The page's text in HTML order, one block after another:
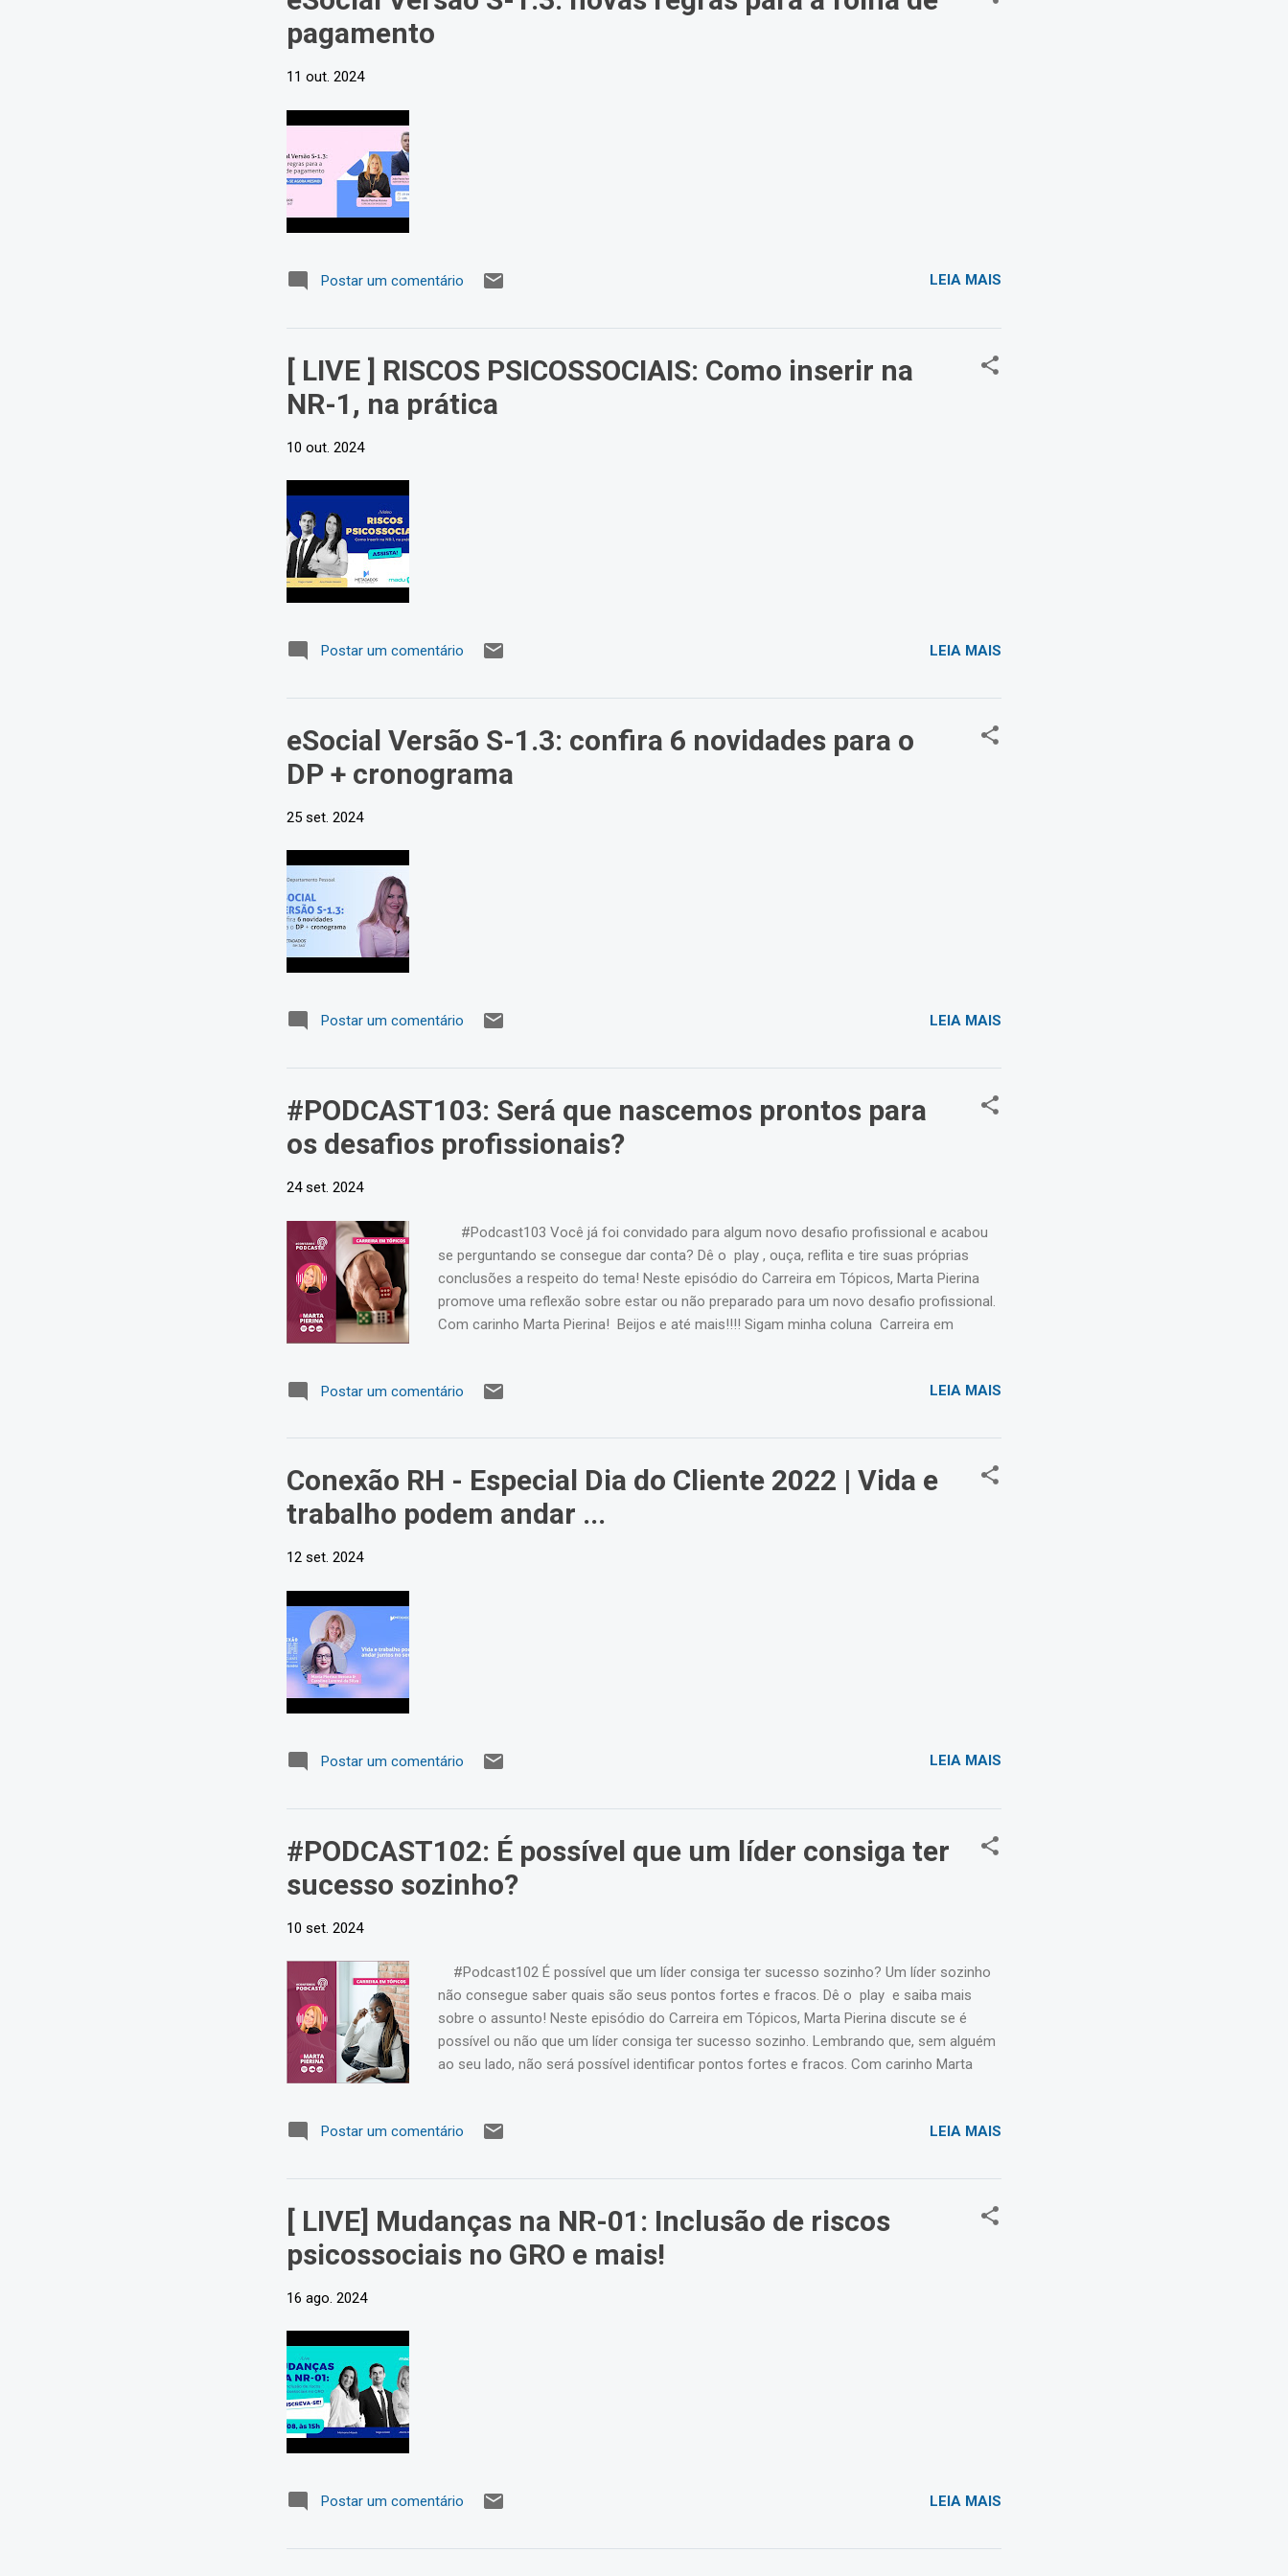
pagamento
11 out. 2024
Postar um comentário LEIA MAIS
[ LIVE ] RISCOS PSICOSSOCIAIS: Como inserir na
NR-1, na prática
10 out. 2024
Postar um comentário LEIA MAIS
eSocial Versão S-1.3: confira 6 novidades para o
DP + cronograma
25 set. 2024
Postar um comentário LEIA MAIS
#PODCAST103: Será que nascemos prontos para
os desafios profissionais?
24 set. 2024
#Podcast103 Você já foi convidado para algum novo desafio profissional e acabou
se perguntando se consegue dar conta? Dê o play , ouça, reflita e tire suas próprias
conclusões a respeito do tema! Neste episódio do Carreira em Tópicos, Marta Pierina
promove uma reflexão sobre estar ou não preparado para um novo desafio profissional.
Com carinho Marta Pierina! Beijos e até mais!!!! Sigam minha coluna Carreira em
Postar um comentário LEIA MAIS
Conexão RH - Especial Dia do Cliente 2022 | Vida e
trabalho podem andar ...
12 set. 2024
Postar um comentário LEIA MAIS
#PODCAST102: É possível que um líder consiga ter
sucesso sozinho?
10 set. 2024
#Podcast102 É possível que um líder consiga ter sucesso sozinho? Um líder sozinho
não consegue saber quais são seus pontos fortes e fracos. Dê o play e saiba mais
sobre o assunto! Neste episódio do Carreira em Tópicos, Marta Pierina discute se é
possível ou não que um líder consiga ter sucesso sozinho. Lembrando que, sem alguém
ao seu lado, não será possível identificar pontos fortes e fracos. Com carinho Marta
Postar um comentário LEIA MAIS
[ LIVE] Mudanças na NR-01: Inclusão de riscos
psicossociais no GRO e mais!
16 ago. 2024
Postar um comentário LEIA MAIS